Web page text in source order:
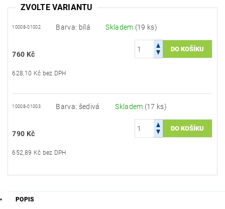
ZVOLTE VARIANTU
10008-01002 Barva: bílá Skladem (19 ks)
760 Kč
628,10 Kč bez DPH
10008-01003 Barva: šedivá Skladem (17 ks)
790 Kč
652,89 Kč bez DPH
POPIS